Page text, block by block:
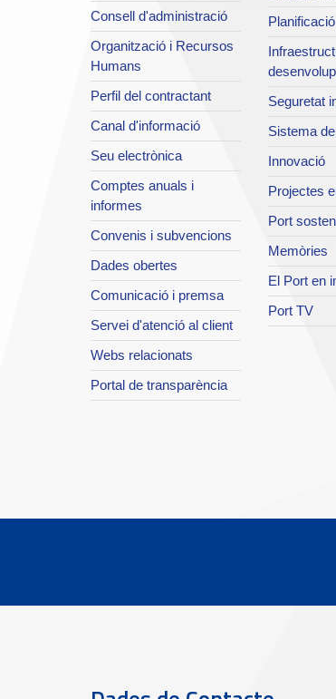
Consell d'administració
Organització i Recursos
Humans
Perfil del contractant
Canal d'informació
Seu electrònica
Comptes anuals i
informes
Convenis i subvencions
Dades obertes
Comunicació i premsa
Servei d'atenció al client
Webs relacionats
Portal de transparència
Seguretat
Sistema
Innovació
Projectes
Port
Memòries
El Port en
Port TV